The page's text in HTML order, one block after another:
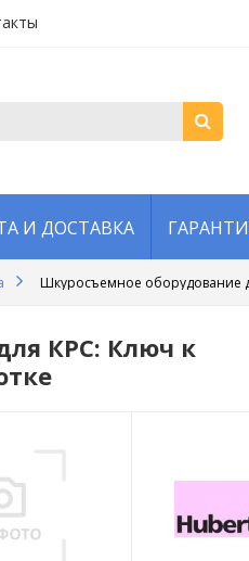
И ДОСТАВКА
Шкуросъемное оборудование
КРС: Ключ к